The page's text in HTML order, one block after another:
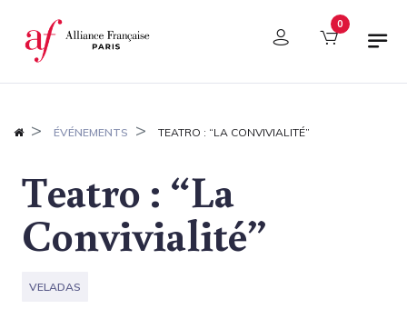
Panel de gestión de cookies 0
ÉVÉNEMENTS TEATRO : “LA CONVIVIALITÉ”
Teatro : “La
Convivialité”
VELADAS